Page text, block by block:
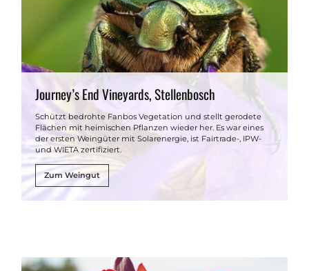
Journey’s End Vineyards, Stellenbosch
Schützt bedrohte Fanbos Vegetation und stellt gerodete
Flächen mit heimischen Pflanzen wieder her. Es war eines
der ersten Weingüter mit Solarenergie, ist Fairtrade-, IPW-
und WIETA zertifiziert.
Zum Weingut